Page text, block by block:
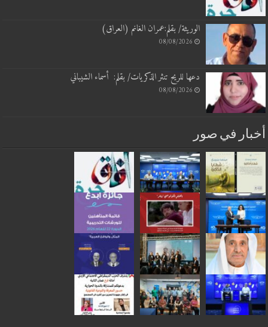
الوريثة/ بقلم:عمران الغانم (العراق)
08/08/2026
دعها للريح تنثر الذكريات/ بقلم: أسماء الشيباني
08/08/2026
في صور